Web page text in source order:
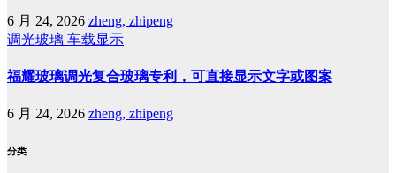
6 月 24, 2026 zheng, zhipeng
调光玻璃 车载显示
福耀玻璃调光复合玻璃专利，可直接显示文字或图案
6 月 24, 2026 zheng, zhipeng
分类